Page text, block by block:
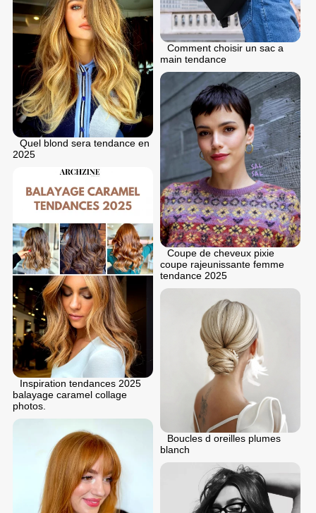
Comment choisir un sac a
main tendance
Quel blond sera tendance en
2025
Coupe de cheveux pixie
coupe rajeunissante femme
tendance 2025
Inspiration tendances 2025
balayage caramel collage
photos.
Boucles d oreilles plumes
blanch